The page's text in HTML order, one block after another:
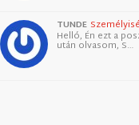
TUNDE
Helló, Én ezt a
után olvasom, S…